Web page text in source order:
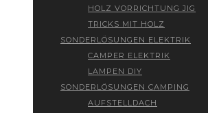
HOLZ VORRICHTUNG JIG
TRICKS MIT HOLZ
SONDERLÖSUNGEN ELEKTRIK
CAMPER ELEKTRIK
LAMPEN DIY
SONDERLÖSUNGEN CAMPING
AUFSTELLDACH